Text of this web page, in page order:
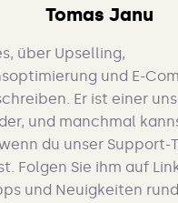
Tomas Janu
über Upselling,
und E-
Er ist einer
und manchmal
du unser Support-
Folgen Sie ihm auf
und Neuigkeiten